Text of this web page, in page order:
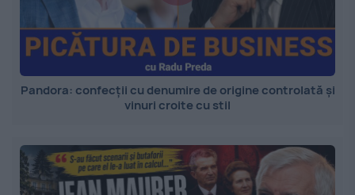
Pandora: confecții cu denumire de origine controlată și
vinuri croite cu stil